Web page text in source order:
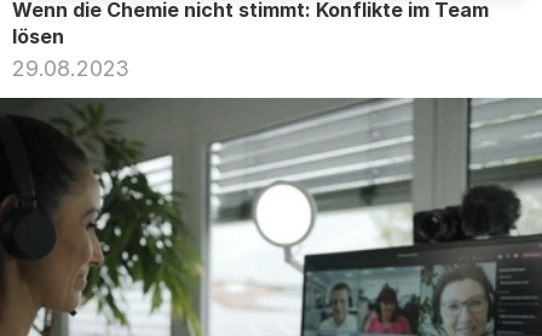
Wenn die Chemie nicht stimmt: Konflikte im Team
lösen
29.08.2023